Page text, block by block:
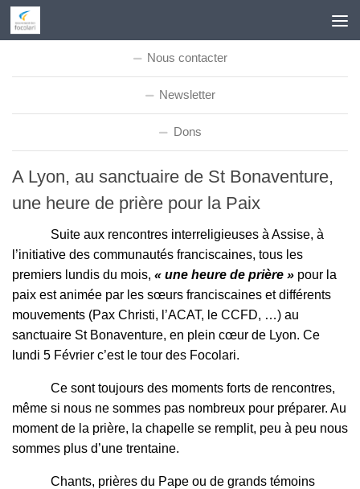
Skip to content
Nous contacter
Newsletter
Dons
A Lyon, au sanctuaire de St Bonaventure,
une heure de prière pour la Paix
Suite aux rencontres interreligieuses à Assise, à
l’initiative des communautés franciscaines, tous les
premiers lundis du mois, « une heure de prière » pour la
paix est animée par les sœurs franciscaines et différents
mouvements (Pax Christi, l’ACAT, le CCFD, …) au
sanctuaire St Bonaventure, en plein cœur de Lyon. Ce
lundi 5 Février c’est le tour des Focolari.
Ce sont toujours des moments forts de rencontres,
même si nous ne sommes pas nombreux pour préparer. Au
moment de la prière, la chapelle se remplit, peu à peu nous
sommes plus d’une trentaine.
Chants, prières du Pape ou de grands témoins